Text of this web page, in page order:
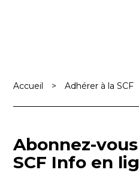
Accueil > Adhérer à la SCF
Abonnez-
SCF Info en